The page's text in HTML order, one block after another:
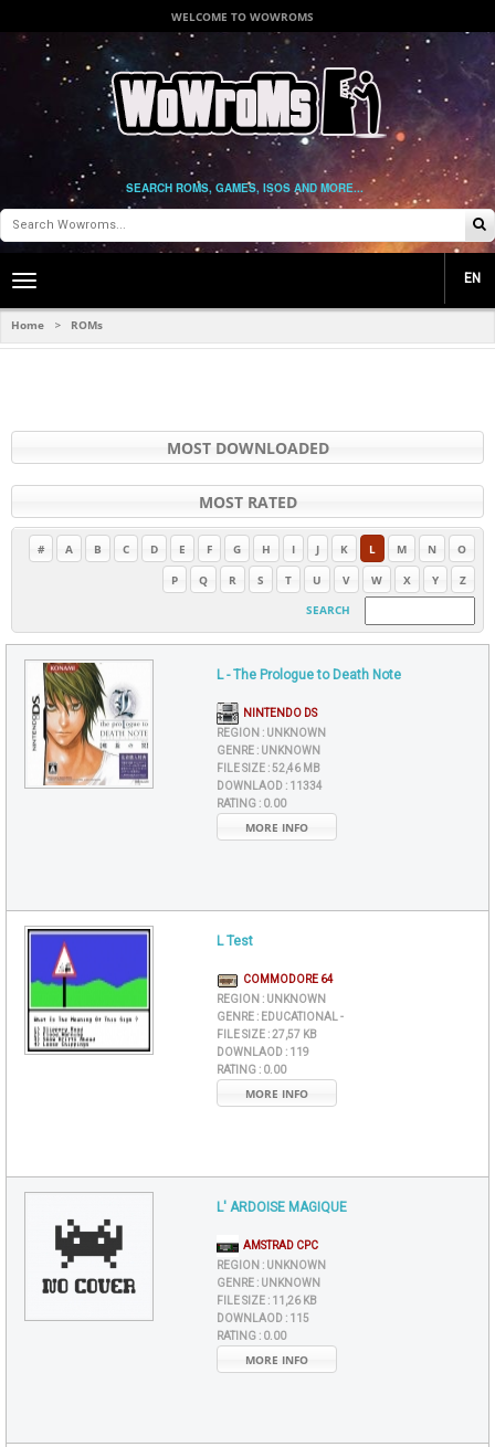
WELCOME TO WOWROMS
SEARCH ROMS, GAMES, ISOS AND MORE...
Toggle
navigation
EN
Home > ROMs
MOST DOWNLOADED
MOST RATED
# A B C D E F G H I J K L M N
O
P
Q R S T U V W X Y
Z
SEARCH
L - The Prologue to Death Note
NINTENDO DS
REGION : UNKNOWN
GENRE : UNKNOWN
FILE SIZE :52,46 MB
DOWNLAOD : 11334
RATING : 0.00
MORE INFO
L Test
COMMODORE 64
REGION : UNKNOWN
GENRE : EDUCATIONAL -
FILE SIZE :27,57 KB
DOWNLAOD : 119
RATING : 0.00
MORE INFO
L' ARDOISE MAGIQUE
AMSTRAD CPC
REGION : UNKNOWN
GENRE : UNKNOWN
FILE SIZE : 11,26 KB
DOWNLAOD : 115
RATING : 0.00
MORE INFO